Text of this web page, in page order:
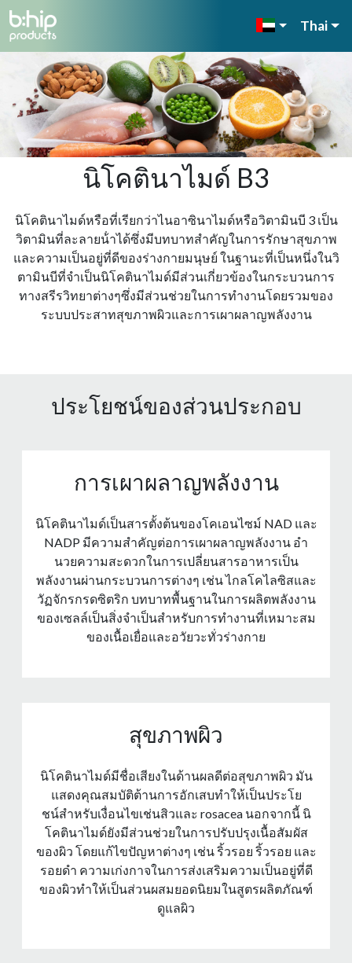
Thai
นิโคตินาไมด์ B3
นิโคตินาไมด์หรือที่เรียกว่าไนอาซินาไมด์หรือวิตามินบี 3 เป็น
วิตามินที่ละลายน้ําได้ซึ่งมีบทบาทสําคัญในการรักษาสุขภาพ
และความเป็นอยู่ที่ดีของร่างกายมนุษย์ ในฐานะที่เป็นหนึ่งในวิ
ตามินบีที่จําเป็นนิโคตินาไมด์มีส่วนเกี่ยวข้องในกระบวนการ
ทางสรีรวิทยาต่างๆซึ่งมีส่วนช่วยในการทํางานโดยรวมของ
ระบบประสาทสุขภาพผิวและการเผาผลาญพลังงาน
ประโยชน์ของส่วนประกอบ
การเผาผลาญพลังงาน
นิโคตินาไมด์เป็นสารตั้งต้นของโคเอนไซม์ NAD และ
NADP มีความสําคัญต่อการเผาผลาญพลังงาน อํา
นวยความสะดวกในการเปลี่ยนสารอาหารเป็น
พลังงานผ่านกระบวนการต่างๆ เช่น ไกลโคไลซิสและ
วัฏจักรกรดซิตริก บทบาทพื้นฐานในการผลิตพลังงาน
ของเซลล์เป็นสิ่งจําเป็นสําหรับการทํางานที่เหมาะสม
ของเนื้อเยื่อและอวัยวะทั่วร่างกาย
สุขภาพผิว
นิโคตินาไมด์มีชื่อเสียงในด้านผลดีต่อสุขภาพผิว มัน
แสดงคุณสมบัติต้านการอักเสบทําให้เป็นประโย
ชน์สําหรับเงื่อนไขเช่นสิวและ rosacea นอกจากนี้ นิ
โคตินาไมด์ยังมีส่วนช่วยในการปรับปรุงเนื้อสัมผัส
ของผิว โดยแก้ไขปัญหาต่างๆ เช่น ริ้วรอย ริ้วรอย และ
รอยดํา ความเก่งกาจในการส่งเสริมความเป็นอยู่ที่ดี
ของผิวทําให้เป็นส่วนผสมยอดนิยมในสูตรผลิตภัณฑ์
ดูแลผิว